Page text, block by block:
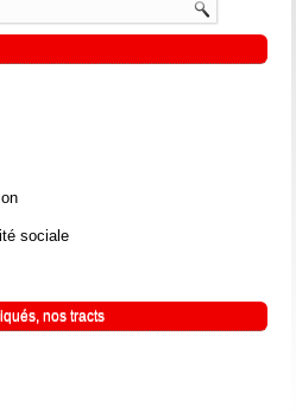
sociale
nos tracts